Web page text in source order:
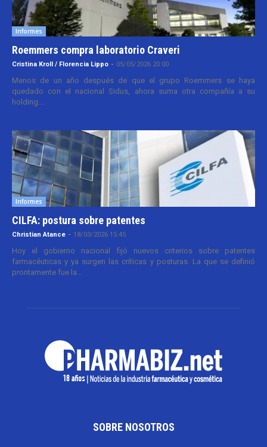
Informes
Roemmers compra laboratorio Craveri
Cristina Kroll / Florencia Lippo - 05/05/2026 20:00
Menos de un año después de que el grupo Roemmers se haya
quedado con el nacional Sidus, ahora suma otra compañía a su
holding....
Informes
CILFA: postura sobre patentes
Christian Atance - 18/03/2026 15:45
Hoy el gobierno nacional fijó nuevos criterios sobre patentes
farmacéuticas y ya surgen las críticas y posturas. La que se definió
prontamente fue la...
SOBRE NOSOTROS